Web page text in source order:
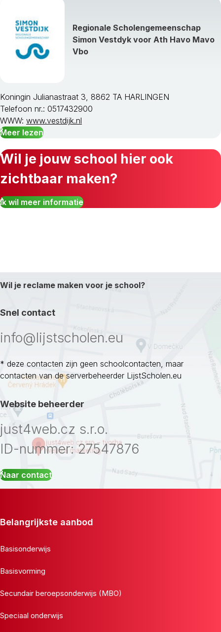
Regionale Scholengemeenschap
Simon Vestdyk voor Ath Havo Mavo
Vbo
Koningin Julianastraat 3, 8862 TA HARLINGEN
Telefoon nr.: 0517432900
WWW: www.vestdijk.nl
Meer lezen
Wil je jouw school hier ook
zichtbaar maken?
Ik wil meer informatie
Wil je reclame maken voor je school?
Snel contact
info@lijstscholen.eu
* deze contacten zijn geen schoolcontacten, maar
contacten van de serverbeheerder LijstScholen.eu
Website beheerder
just4web.cz s.r.o.
ID-nummer: 27547876
Naar contact
Belangrijkste aanbod
Basisonderwijs
Basisvorming
Secundair beroepsonderwijs (MBO)
Speciaal onderwijs